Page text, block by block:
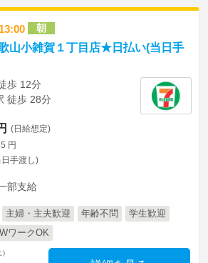
朝
山小雑賀１丁目店★日払い(当日手
歩 12分
徒歩 28分
(日給想定)
円
手渡し)
部支給
主婦・主夫歓迎 年齢不問
学生歓迎
WワークOK